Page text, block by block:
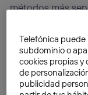
métodos más
diagnóstico
productos
de pacientese
madrepara que
Telefónica puede
subdominio o
cookies propias y
de
publicidad